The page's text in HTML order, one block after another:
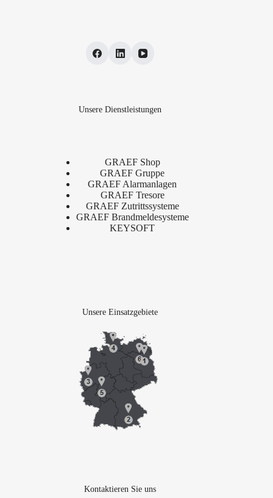
Unsere Dienstleistungen
GRAEF Shop
GRAEF Gruppe
GRAEF Alarmanlagen
GRAEF Tresore
GRAEF Zutrittssysteme
GRAEF Brandmeldesysteme
KEYSOFT
Unsere Einsatzgebiete
Kontaktieren Sie uns